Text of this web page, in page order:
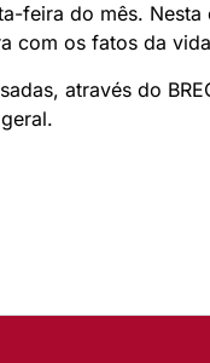
feira do mês.
com os fatos da
através do